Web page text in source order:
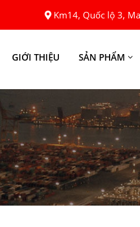
Km14, Quốc lộ 3,
GIỚI THIỆU SẢN PHẨM